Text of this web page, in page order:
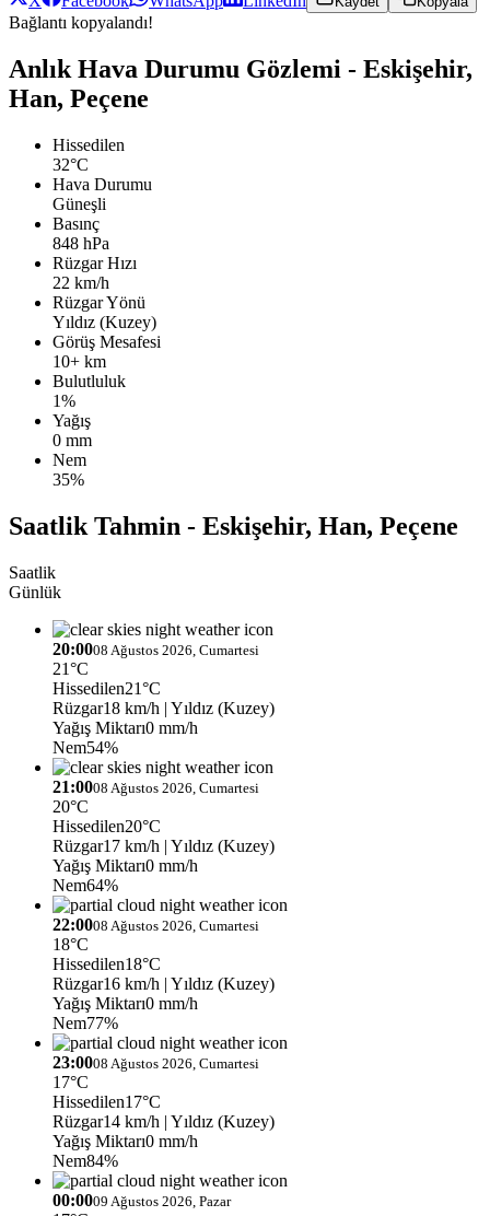
Bağlantı kopyalandı!
Anlık Hava Durumu Gözlemi - Eskişehir,
Han, Peçene
Hissedilen
32°C
Hava Durumu
Güneşli
Basınç
848 hPa
Rüzgar Hızı
22 km/h
Rüzgar Yönü
Yıldız (Kuzey)
Görüş Mesafesi
10+ km
Bulutluluk
1%
Yağış
0 mm
Nem
35%
Saatlik Tahmin - Eskişehir, Han, Peçene
Saatlik
Günlük
20:0008 Ağustos 2026, Cumartesi
21°C
Hissedilen21°C
Rüzgar18 km/h | Yıldız (Kuzey)
Yağış Miktarı0 mm/h
Nem54%
21:0008 Ağustos 2026, Cumartesi
20°C
Hissedilen20°C
Rüzgar17 km/h | Yıldız (Kuzey)
Yağış Miktarı0 mm/h
Nem64%
22:0008 Ağustos 2026, Cumartesi
18°C
Hissedilen18°C
Rüzgar16 km/h | Yıldız (Kuzey)
Yağış Miktarı0 mm/h
Nem77%
23:0008 Ağustos 2026, Cumartesi
17°C
Hissedilen17°C
Rüzgar14 km/h | Yıldız (Kuzey)
Yağış Miktarı0 mm/h
Nem84%
00:0009 Ağustos 2026, Pazar